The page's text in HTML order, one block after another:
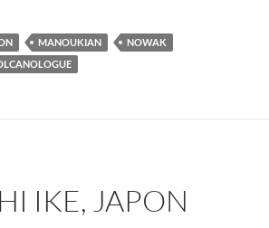
MANOUKIAN
NOWAK
IKE, JAPON